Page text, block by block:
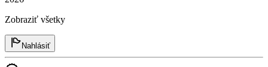
Zobraziť všetky
Nahlásiť